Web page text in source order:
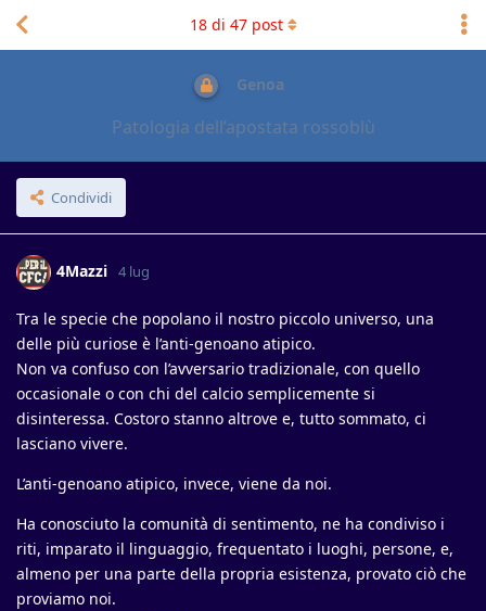
Genoa
Patologia dell’apostata rossoblù
Condividi
18di 47post
4Mazzi 4 lug
Tra le specie che popolano il nostro piccolo universo, una
delle più curiose è l’anti-genoano atipico.
Non va confuso con l’avversario tradizionale, con quello
occasionale o con chi del calcio semplicemente si
disinteressa. Costoro stanno altrove e, tutto sommato, ci
lasciano vivere.
L’anti-genoano atipico, invece, viene da noi.
Ha conosciuto la comunità di sentimento, ne ha condiviso i
riti, imparato il linguaggio, frequentato i luoghi, persone, e,
almeno per una parte della propria esistenza, provato ciò che
proviamo noi.